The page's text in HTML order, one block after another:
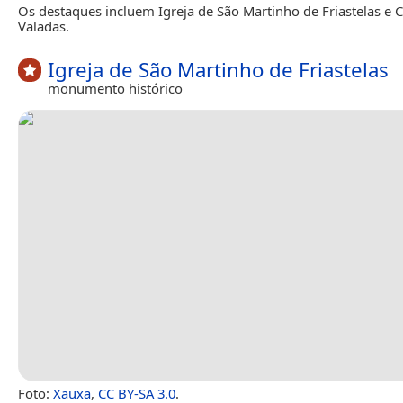
Os destaques incluem Igreja de São Martinho de Friastelas e
Valadas.
Igreja de São Martinho de Friastelas
monumento histórico
Foto: Xauxa, CC BY-SA 3.0.